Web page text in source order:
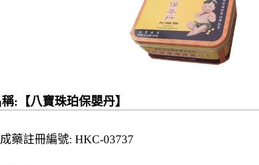
:【八寶珠珀保嬰丹】
藥註冊編號: HKC-03737